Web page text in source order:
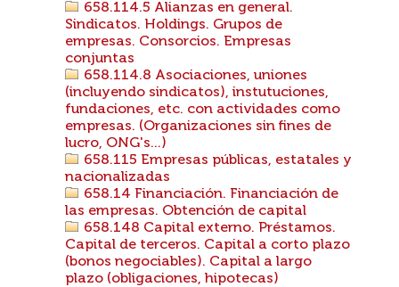
658.114.5 Alianzas en general.
Sindicatos. Holdings. Grupos de
empresas. Consorcios. Empresas
conjuntas
658.114.8 Asociaciones, uniones
(incluyendo sindicatos), instutuciones,
fundaciones, etc. con actividades como
empresas. (Organizaciones sin fines de
lucro, ONG's...)
658.115 Empresas públicas, estatales y
nacionalizadas
658.14 Financiación. Financiación de
las empresas. Obtención de capital
658.148 Capital externo. Préstamos.
Capital de terceros. Capital a corto plazo
(bonos negociables). Capital a largo
plazo (obligaciones, hipotecas)